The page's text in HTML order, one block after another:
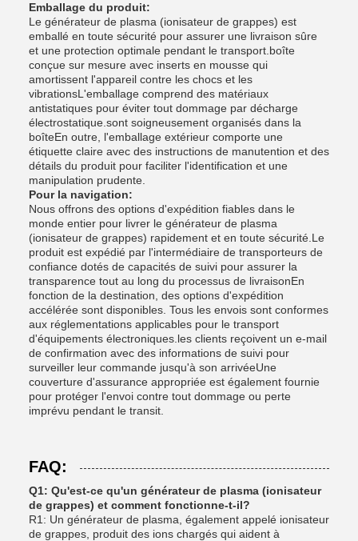
Emballage du produit:
Le générateur de plasma (ionisateur de grappes) est
emballé en toute sécurité pour assurer une livraison sûre
et une protection optimale pendant le transport.boîte
conçue sur mesure avec inserts en mousse qui
amortissent l'appareil contre les chocs et les
vibrationsL'emballage comprend des matériaux
antistatiques pour éviter tout dommage par décharge
électrostatique.sont soigneusement organisés dans la
boîteEn outre, l'emballage extérieur comporte une
étiquette claire avec des instructions de manutention et des
détails du produit pour faciliter l'identification et une
manipulation prudente.
Pour la navigation:
Nous offrons des options d'expédition fiables dans le
monde entier pour livrer le générateur de plasma
(ionisateur de grappes) rapidement et en toute sécurité.Le
produit est expédié par l'intermédiaire de transporteurs de
confiance dotés de capacités de suivi pour assurer la
transparence tout au long du processus de livraisonEn
fonction de la destination, des options d'expédition
accélérée sont disponibles. Tous les envois sont conformes
aux réglementations applicables pour le transport
d'équipements électroniques.les clients reçoivent un e-mail
de confirmation avec des informations de suivi pour
surveiller leur commande jusqu'à son arrivéeUne
couverture d'assurance appropriée est également fournie
pour protéger l'envoi contre tout dommage ou perte
imprévu pendant le transit.
FAQ:
Q1: Qu'est-ce qu'un générateur de plasma (ionisateur
de grappes) et comment fonctionne-t-il?
R1: Un générateur de plasma, également appelé ionisateur
de grappes, produit des ions chargés qui aident à